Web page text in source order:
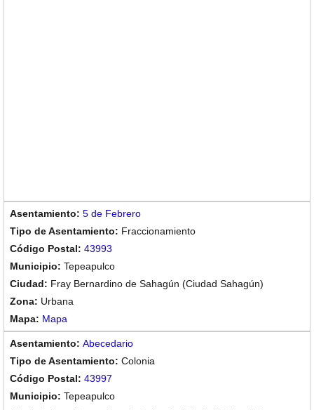
5 de Febrero
Fraccionamiento
43993
Tepeapulco
Fray Bernardino de Sahagún (Ciudad Sahagún)
Urbana
Mapa
Abecedario
Colonia
43997
Tepeapulco